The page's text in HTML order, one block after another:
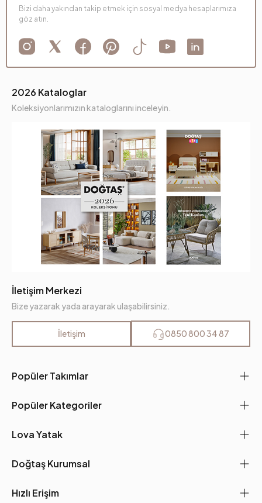
Popüler Takımlar
Popüler Kategoriler
Lova Yatak
Doğtaş Kurumsal
Hızlı Erişim
2026 Kataloglar
Koleksiyonlarımızın kataloglarını inceleyin.
İletişim Merkezi
Bize yazarak yada arayarak ulaşabilirsiniz.
İletişim 0850 800 34 87
Bizi daha yakından takip etmek için sosyal medya hesaplarımıza
göz atın.